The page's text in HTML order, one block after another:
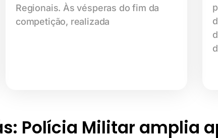
Regionais. Às vésperas do fim da
competição, realizada
Polícia Militar amplia